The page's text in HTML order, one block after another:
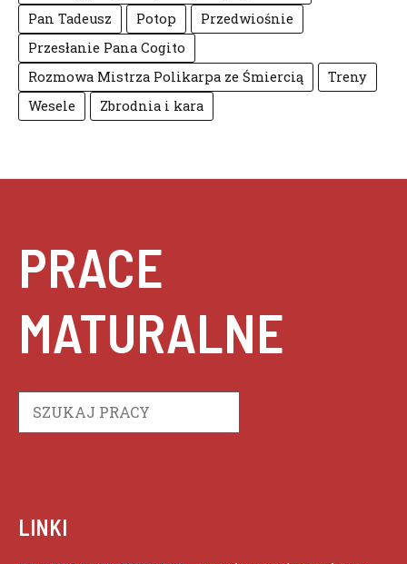
Pan Tadeusz
Potop
Przedwiośnie
Przesłanie Pana Cogito
Rozmowa Mistrza Polikarpa ze Śmiercią
Treny
Wesele
Zbrodnia i kara
PRACE
MATURALNE
LINKI